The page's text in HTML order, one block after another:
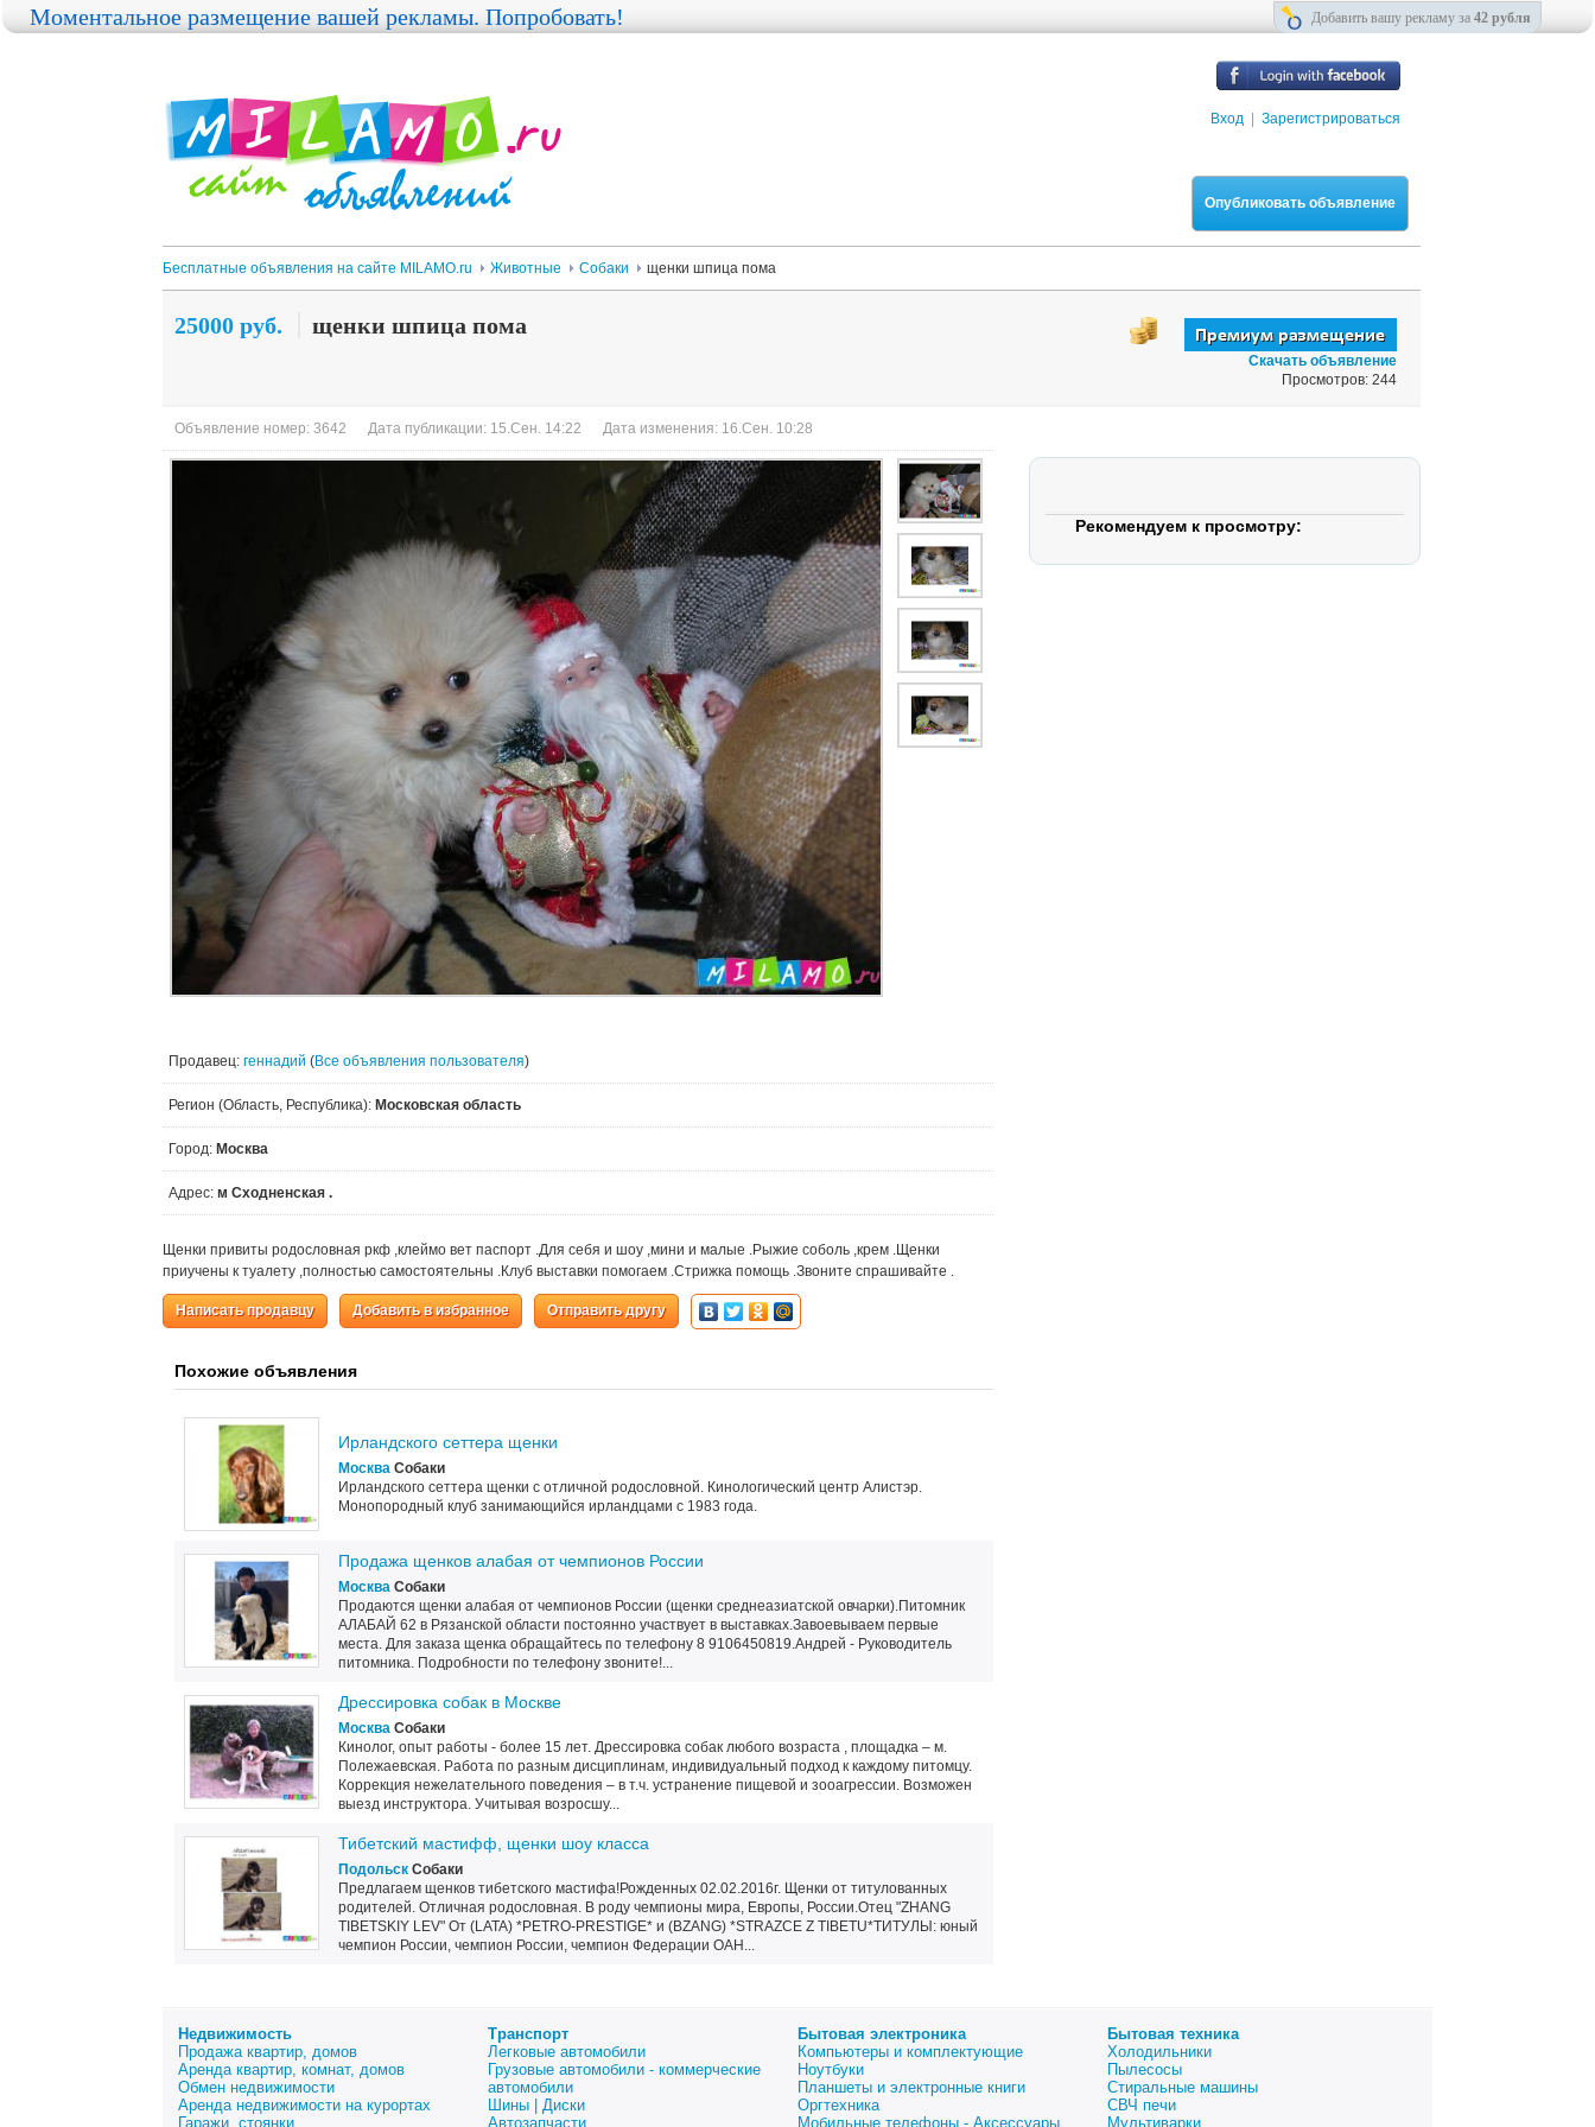
Вход Зарегистрироваться
Опубликовать объявление
Бесплатные объявления на сайте MILAMO.ru Животные Собаки щенки шпица пома
25000 руб. щенки шпица пома
Скачать объявление
Просмотров: 244
Объявление номер: 3642 Дата публикации: 15.Сен. 14:22 Дата изменения: 16.Сен. 10:28
Продавец: геннадий (Все объявления пользователя)
Регион (Область, Республика): Московская область
Город: Москва
Адрес: м Сходненская .
Щенки привиты родословная ркф ,клеймо вет паспорт .Для себя и шоу ,мини и малые .Рыжие соболь ,крем .Щенки
приучены к туалету ,полностью самостоятельны .Клуб выставки помогаем .Стрижка помощь .Звоните спрашивайте .
Написать продавцу Добавить в избранное Отправить другу
Похожие объявления
Ирландского сеттера щенки
Москва Собаки
Ирландского сеттера щенки с отличной родословной. Кинологический центр Алистэр.
Монопородный клуб занимающийся ирландцами с 1983 года.
Продажа щенков алабая от чемпионов России
Москва Собаки
Продаются щенки алабая от чемпионов России (щенки среднеазиатской овчарки).Питомник
АЛАБАЙ 62 в Рязанской области постоянно участвует в выставках.Завоевываем первые
места. Для заказа щенка обращайтесь по телефону 8 9106450819.Андрей - Руководитель
питомника. Подробности по телефону звоните!...
Дрессировка собак в Москве
Москва Собаки
Кинолог, опыт работы - более 15 лет. Дрессировка собак любого возраста , площадка – м.
Полежаевская. Работа по разным дисциплинам, индивидуальный подход к каждому питомцу.
Коррекция нежелательного поведения – в т.ч. устранение пищевой и зооагрессии. Возможен
выезд инструктора. Учитывая возросшу...
Тибетский мастифф, щенки шоу класса
Подольск Собаки
Предлагаем щенков тибетского мастифа!Рожденных 02.02.2016г. Щенки от титулованных
родителей. Отличная родословная. В роду чемпионы мира, Европы, России.Отец "ZHANG
TIBETSKIY LEV" От (LATA) *PETRO-PRESTIGE* и (BZANG) *STRAZCE Z TIBETU*ТИТУЛЫ: юный
чемпион России, чемпион России, чемпион Федерации ОАН...
Моментальное размещение вашей рекламы. Попробовать! Добавить вашу рекламу за 42 рубля
Рекомендуем к просмотру:
Недвижимость
Продажа квартир, домов
Аренда квартир, комнат, домов
Обмен недвижимости
Аренда недвижимости на курортах
Гаражи, стоянки
Транспорт
Легковые автомобили
Грузовые автомобили - коммерческие
автомобили
Шины | Диски
Автозапчасти
Бытовая электроника
Компьютеры и комплектующие
Ноутбуки
Планшеты и электронные книги
Оргтехника
Мобильные телефоны - Аксессуары
Бытовая техника
Холодильники
Пылесосы
Стиральные машины
СВЧ печи
Мультиварки